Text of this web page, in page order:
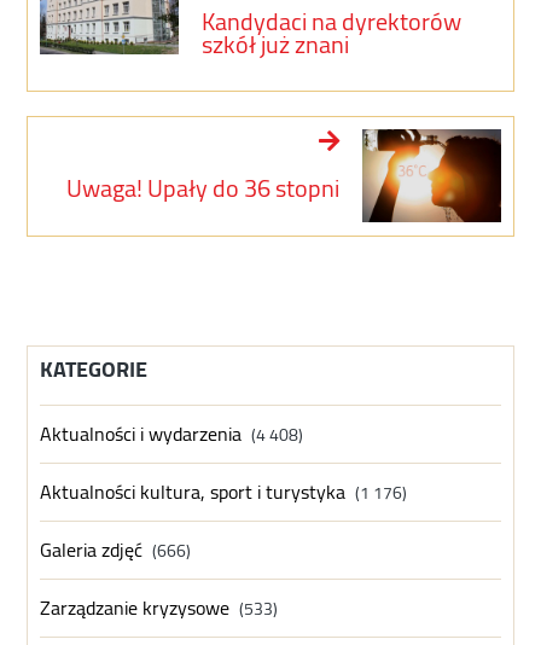
Kandydaci na dyrektorów
szkół już znani
Uwaga! Upały do 36 stopni
KATEGORIE
Aktualności i wydarzenia (4 408)
Aktualności kultura, sport i turystyka (1 176)
Galeria zdjęć (666)
Zarządzanie kryzysowe (533)